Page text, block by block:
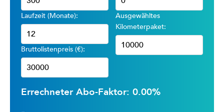
Laufzeit (Monate):
Bruttolistenpreis (€):
Ausgewähltes
Kilometerpaket:
Errechneter Abo-Faktor: 0.00%